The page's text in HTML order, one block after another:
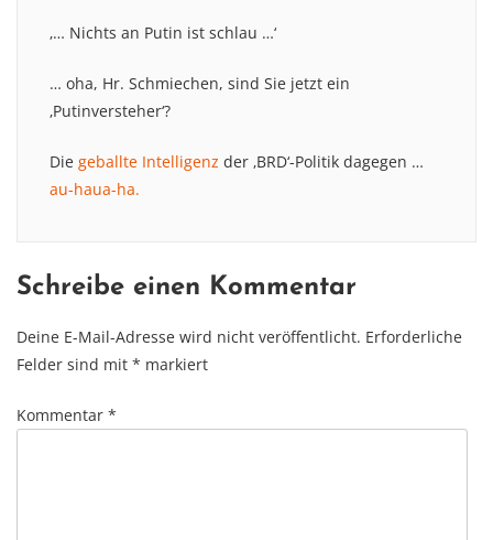
‚… Nichts an Putin ist schlau …‘
… oha, Hr. Schmiechen, sind Sie jetzt ein
‚Putinversteher‘?
Die geballte Intelligenz der ‚BRD‘-Politik dagegen …
au-haua-ha.
Schreibe einen Kommentar
Deine E-Mail-Adresse wird nicht veröffentlicht. Erforderliche
Felder sind mit * markiert
Kommentar *